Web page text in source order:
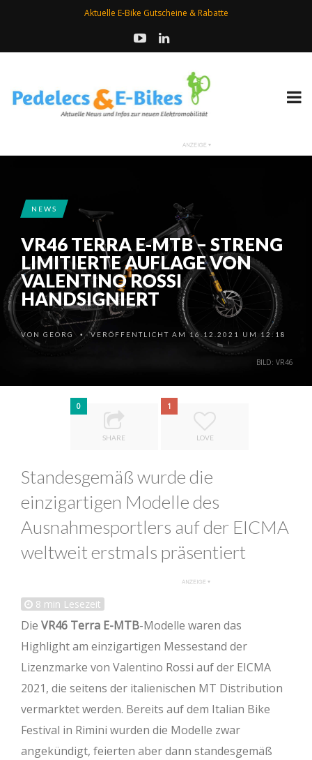
Aktuelle E-Bike Gutscheine & Rabatte
BILD: VR46
NEWS
VR46 TERRA E-MTB – STRENG
LIMITIERTE AUFLAGE VON
VALENTINO ROSSI
HANDSIGNIERT
VON GEORG •VERÖFFENTLICHT AM 16.12.2021 UM 12:18
0
SHARE
1
LOVE
Standesgemäß wurde die
einzigartigen Modelle des
Ausnahmesportlers auf der EICMA
weltweit erstmals präsentiert
8 min Lesezeit
Die VR46 Terra E-MTB-Modelle waren das
Highlight am einzigartigen Messestand der
Lizenzmarke von Valentino Rossi auf der EICMA
2021, die seitens der italienischen MT Distribution
vermarktet werden. Bereits auf dem Italian Bike
Festival in Rimini wurden die Modelle zwar
angekündigt, feierten aber dann standesgemäß